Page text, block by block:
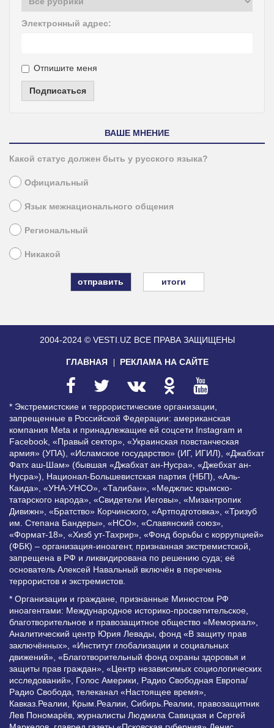
Электронный адрес:
Отпишите меня
Подписаться
ВАШЕ МНЕНИЕ
Какой статус должен быть у русского языка?
Официальный
Язык межнационального общения
Региональный
Никакой
итоги
2004-2024 © VESTI.UZ ВСЕ ПРАВА ЗАЩИЩЕНЫ
ГЛАВНАЯ РЕКЛАМА НА САЙТЕ
* Экстремистские и террористические организации,
запрещенные в Российской Федерации: американская
компания Meta и принадлежащие ей соцсети Instagram и
Facebook, «Правый сектор», «Украинская повстанческая
армия» (УПА), «Исламское государство» (ИГ, ИГИЛ), «Джабхат
Фатх аш-Шам» (бывшая «Джабхат ан-Нусра», «Джебхат ан-
Нусра»), Национал-Большевистская партия (НБП), «Аль-
Каида», «УНА-УНСО», «Талибан», «Меджлис крымско-
татарского народа», «Свидетели Иеговы», «Мизантропик
Дивижн», «Братство» Корчинского, «Артподготовка», «Тризуб
им. Степана Бандеры», «НСО», «Славянский союз»,
«Формат-18», «Хизб ут-Тахрир», «Фонд борьбы с коррупцией»
(ФБК) – организация-иноагент, признанная экстремистской,
запрещена в РФ и ликвидирована по решению суда; её
основатель Алексей Навальный включён в перечень
террористов и экстремистов.
* Организации и граждане, признанные Минюстом РФ
иноагентами: Международное историко-просветительское,
благотворительное и правозащитное общество «Мемориал»,
Аналитический центр Юрия Левады, фонд «В защиту прав
заключённых», «Институт глобализации и социальных
движений», «Благотворительный фонд охраны здоровья и
защиты прав граждан», «Центр независимых социологических
исследований», Голос Америки, Радио Свободная Европа/
Радио Свобода, телеканал «Настоящее время»,
Кавказ.Реалии, Крым.Реалии, Сибирь.Реалии, правозащитник
Лев Пономарёв, журналисты Людмила Савицкая и Сергей